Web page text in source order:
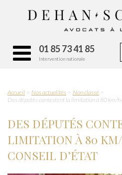
01 85 73 41 85
Intervention nationale
Accueil Nos actualités
Non classé
Des députés contestent la limitation à 80 km/h
DES DÉPUTÉS
LIMITATION À 80
CONSEIL D’ÉTAT